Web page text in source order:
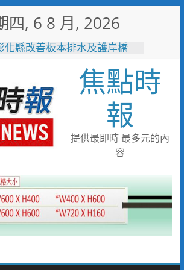
四, 6 8 月, 2026
敲門讓愛傳進門 彰化縣獨居
彰化縣改善板本排水及護岸橋
梁 解決大村、秀水淹水問題
米之家進駐高雄義享時尚廣
父親節開幕祭三重超狂優惠
子化時代的地方解方！彰化市
婚聯誼6年促成10對佳偶
化縣長參選人魏平政率議員團
隊攜手造勢 盼翻轉彰化打造新
焦點時
報
提供最即時 最多元的內
容